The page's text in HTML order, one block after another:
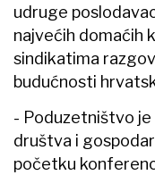
udruge
najvećih domaćih
sindikatima
budućnosti
- Poduzetništvo
društva i
početku